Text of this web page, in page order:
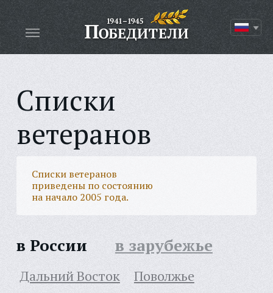
Списки
ветеранов
Списки ветеранов
приведены по состоянию
на начало 2005 года.
в России в зарубежье
Дальний Восток
Поволжье